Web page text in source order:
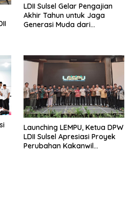
LDII Sulsel Gelar Pengajian
Akhir Tahun untuk Jaga
Generasi Muda dari
Launching LEMPU, Ketua DPW
LDII Sulsel Apresiasi Proyek
Perubahan Kakanwil